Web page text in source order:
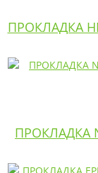
ПРОКЛАДКА
ПРОКЛАДКА